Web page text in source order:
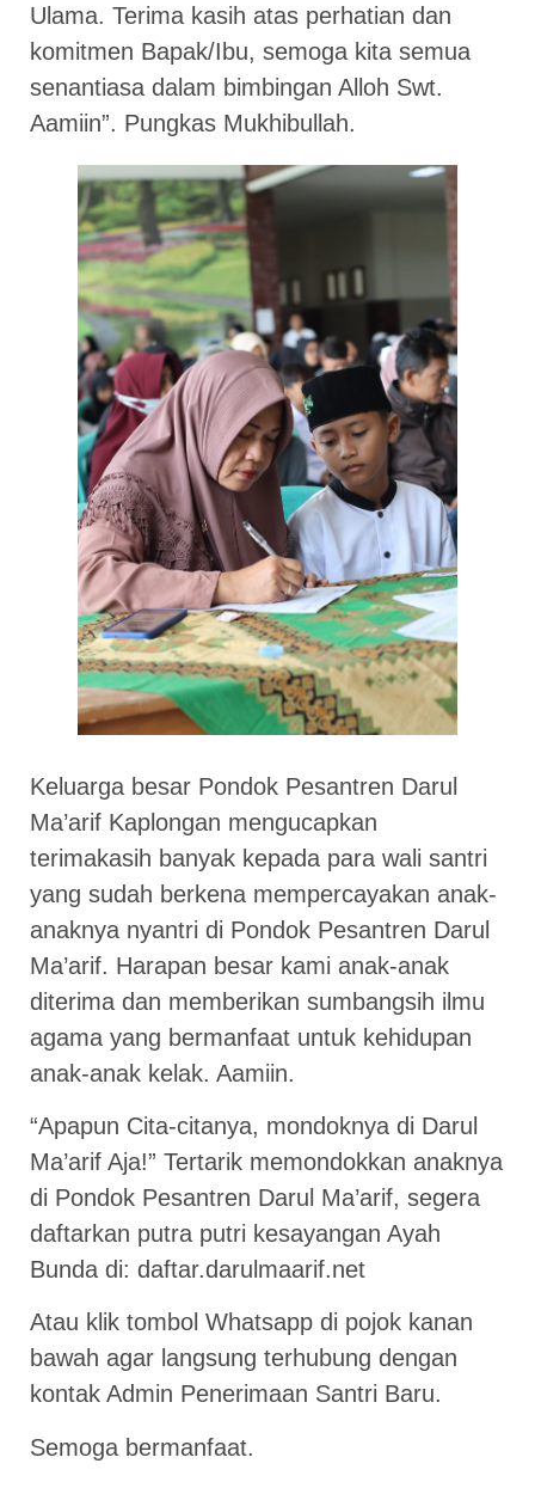
Ulama. Terima kasih atas perhatian dan
komitmen Bapak/Ibu, semoga kita semua
senantiasa dalam bimbingan Alloh Swt.
Aamiin”. Pungkas Mukhibullah.
Keluarga besar Pondok Pesantren Darul
Ma’arif Kaplongan mengucapkan
terimakasih banyak kepada para wali santri
yang sudah berkena mempercayakan anak-
anaknya nyantri di Pondok Pesantren Darul
Ma’arif. Harapan besar kami anak-anak
diterima dan memberikan sumbangsih ilmu
agama yang bermanfaat untuk kehidupan
anak-anak kelak. Aamiin.
“Apapun Cita-citanya, mondoknya di Darul
Ma’arif Aja!” Tertarik memondokkan anaknya
di Pondok Pesantren Darul Ma’arif, segera
daftarkan putra putri kesayangan Ayah
Bunda di: daftar.darulmaarif.net
Atau klik tombol Whatsapp di pojok kanan
bawah agar langsung terhubung dengan
kontak Admin Penerimaan Santri Baru.
Semoga bermanfaat.